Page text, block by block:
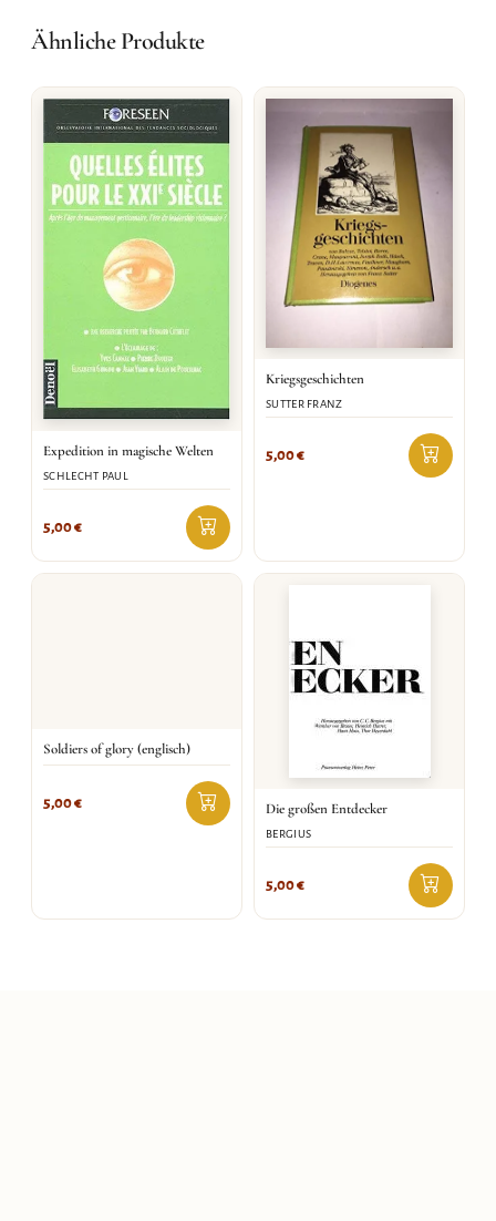
Ähnliche Produkte
Expedition in magische Welten
SCHLECHT PAUL
5,00€
Kriegsgeschichten
SUTTER FRANZ
5,00€
Soldiers of glory (englisch)
5,00€ Die großen Entdecker
BERGIUS
5,00€